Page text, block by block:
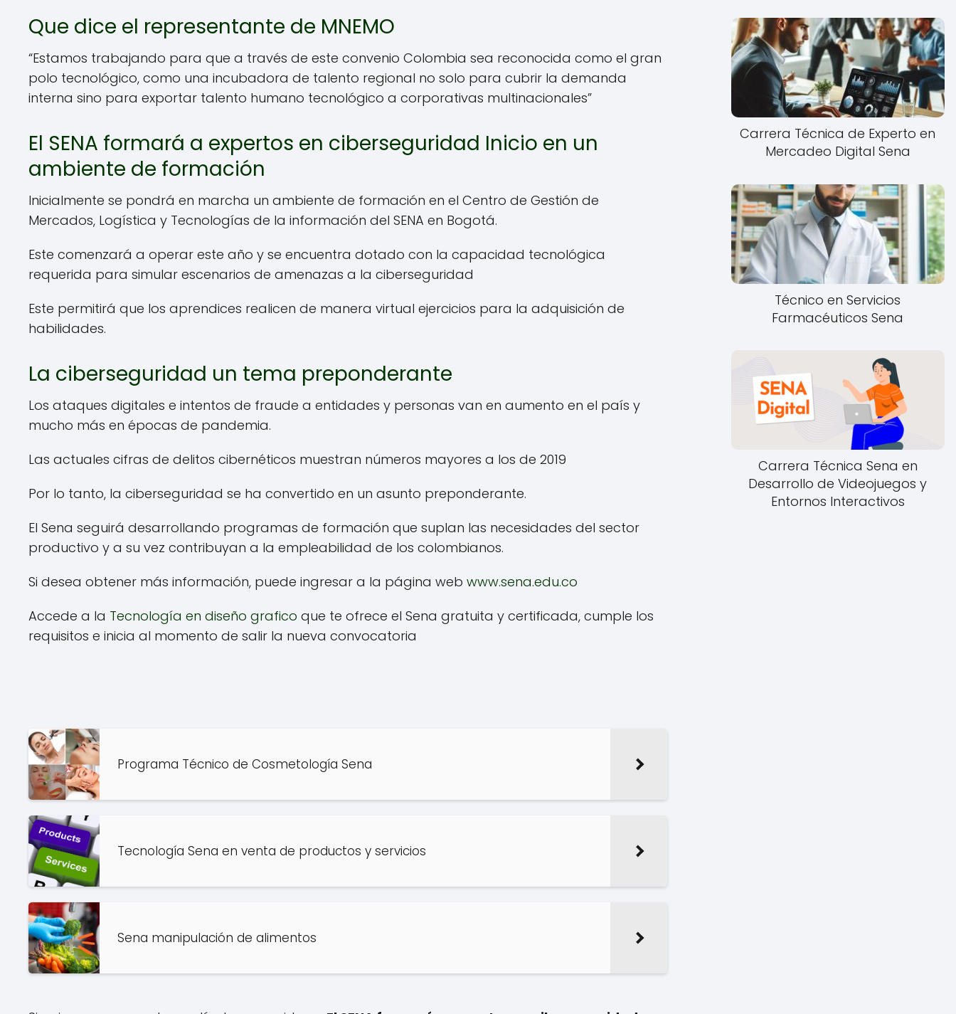
Que dice el representante de MNEMO
“Estamos trabajando para que a través de este convenio Colombia sea reconocida como el gran
polo tecnológico, como una incubadora de talento regional no solo para cubrir la demanda
interna sino para exportar talento humano tecnológico a corporativas multinacionales”
El SENA formará a expertos en ciberseguridad Inicio en un
ambiente de formación
Inicialmente se pondrá en marcha un ambiente de formación en el Centro de Gestión de
Mercados, Logística y Tecnologías de la información del SENA en Bogotá.
Este comenzará a operar este año y se encuentra dotado con la capacidad tecnológica
requerida para simular escenarios de amenazas a la ciberseguridad
Este permitirá que los aprendices realicen de manera virtual ejercicios para la adquisición de
habilidades.
La ciberseguridad un tema preponderante
Los ataques digitales e intentos de fraude a entidades y personas van en aumento en el país y
mucho más en épocas de pandemia.
Las actuales cifras de delitos cibernéticos muestran números mayores a los de 2019
Por lo tanto, la ciberseguridad se ha convertido en un asunto preponderante.
El Sena seguirá desarrollando programas de formación que suplan las necesidades del sector
productivo y a su vez contribuyan a la empleabilidad de los colombianos.
Si desea obtener más información, puede ingresar a la página web www.sena.edu.co
Accede a la Tecnología en diseño grafico que te ofrece el Sena gratuita y certificada, cumple los
requisitos e inicia al momento de salir la nueva convocatoria
Programa Técnico de Cosmetología Sena
Tecnología Sena en venta de productos y servicios
Sena manipulación de alimentos
Carrera Técnica de Experto en
Mercadeo Digital Sena
Técnico en Servicios
Farmacéuticos Sena
Carrera Técnica Sena en
Desarrollo de Videojuegos y
Entornos Interactivos